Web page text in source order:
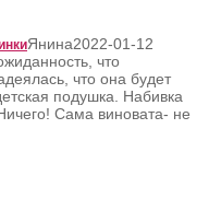
Янина2022-01-12
что
что она будет
подушка. Набивка
Сама виновата- не